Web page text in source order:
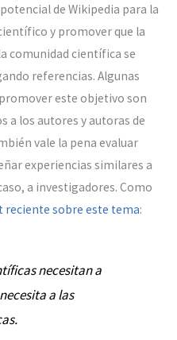
de Wikipedia para la
y promover que la
comunidad científica se
referencias. Algunas
este objetivo son
a los autores y autoras de
vale la pena evaluar
experiencias similares a
a investigadores. Como
reciente sobre este tema:
necesitan a
a las